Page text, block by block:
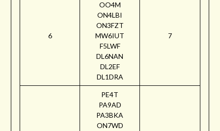
6
OO4M
ON4LBI
ON3FZT
MW6IUT
F5LWF
DL6NAN
DL2EF
DL1DRA
7
PE4T
PA9AD
PA3BKA
ON7WD